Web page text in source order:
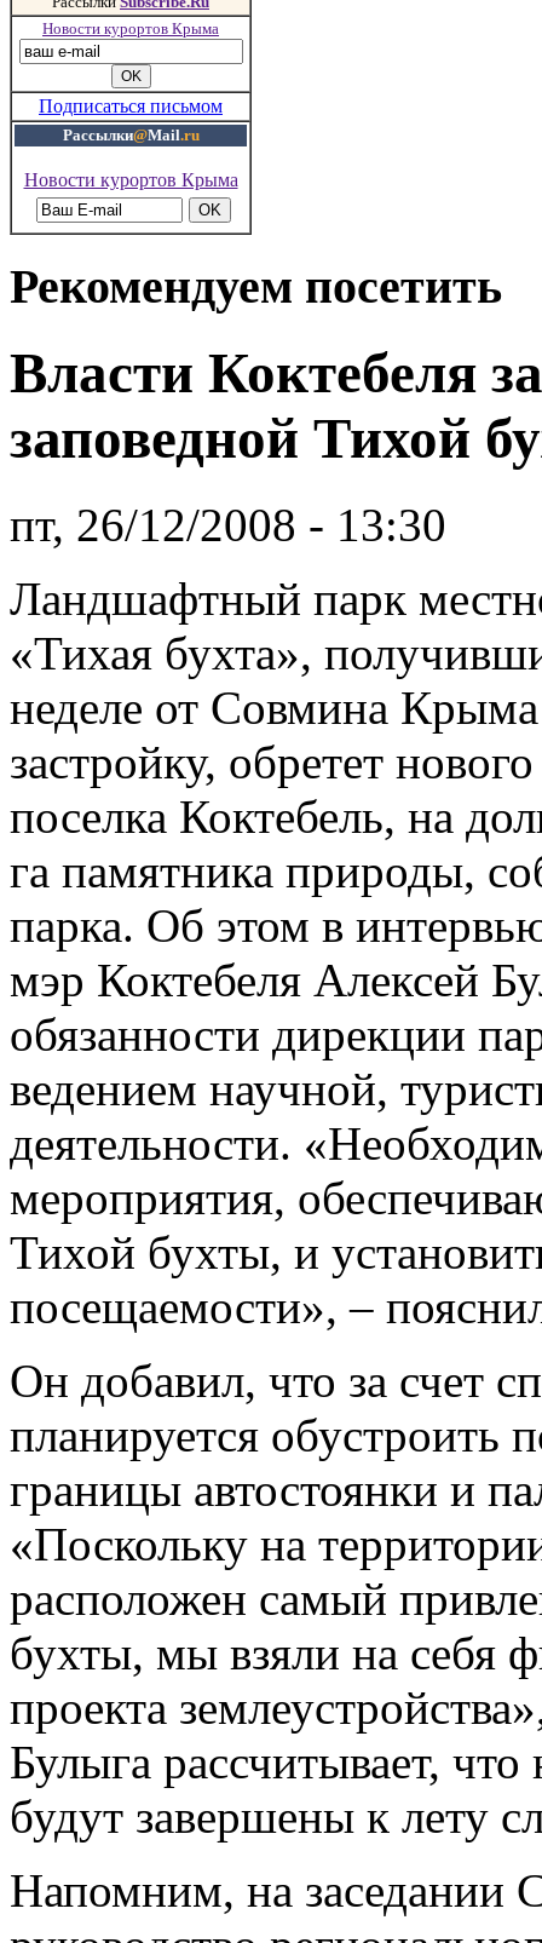
Новости курортов Крыма
Подписаться письмом
Рассылки@Mail.ru
Новости курортов Крыма
Рекомендуем посетить
Власти Коктебеля
заповедной Тихой
пт, 26/12/2008 - 13:30
Ландшафтный парк
«Тихая бухта»,
неделе от Совмина
застройку, обретет
поселка Коктебель, на
га памятника природы,
парка. Об этом в
мэр Коктебеля Алексей
обязанности дирекции
ведением научной,
деятельности.
мероприятия,
Тихой бухты, и
посещаемости», –
Он добавил, что за счет
планируется обустроить
границы автостоянки и
«Поскольку на
расположен самый
бухты, мы взяли на себя
проекта
Булыга рассчитывает,
будут завершены к лету
Напомним, на заседании